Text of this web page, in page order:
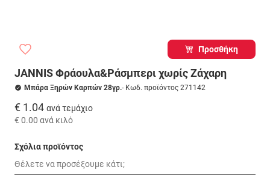
Προσθήκη
JANNIS Φράουλα&Ράσμπερι χωρίς Ζάχαρη
Μπάρα Ξηρών Καρπών 28γρ.- Κωδ. προϊόντος 271142
€ 1.04 ανά τεμάχιο
€ 0.00 ανά κιλό
Σχόλια προϊόντος